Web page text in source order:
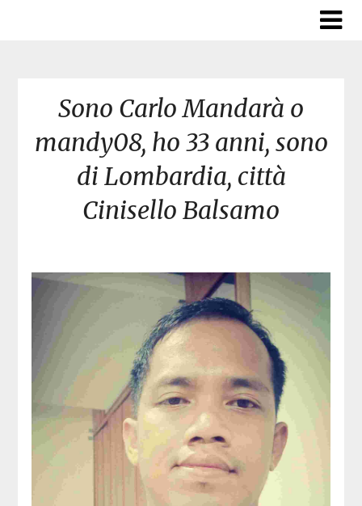
Sono Carlo Mandarà o
mandy08, ho 33 anni, sono
di Lombardia, città
Cinisello Balsamo